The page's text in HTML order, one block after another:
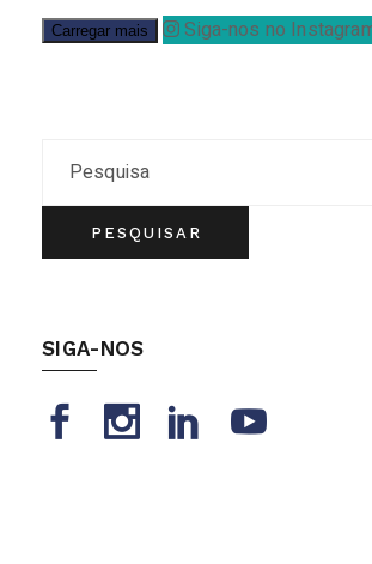
Carregar mais Siga-nos no
PESQUISAR
SIGA-NOS